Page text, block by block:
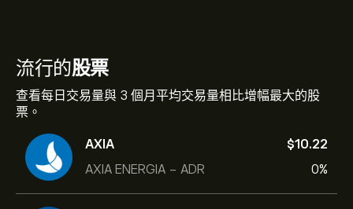
流行的股票
查看每日交易量與 3 個月平均交易量相比增幅最大的股
票。
AXIA
AXIA ENERGIA - ADR
‎$‎10.22
0%